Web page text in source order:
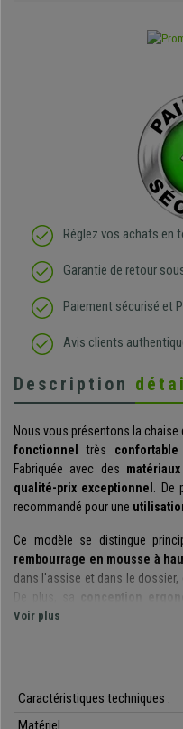
Réglez vos achats en
Garantie de retour
Paiement sécurisé et
Avis clients
Description
Nous vous présentons la chaise
fonctionnel
très confortable
Fabriquée avec des
qualité-prix exceptionnel . De
recommandé pour une
Ce modèle se distingue
rembourrage en mousse à
dans l'assise et dans le
De plus, sa
conception
correcte et saine
situé sous le siège, vous
ou incliné dans la position
Voir plus
Caractéristiques techniques :
Matériel